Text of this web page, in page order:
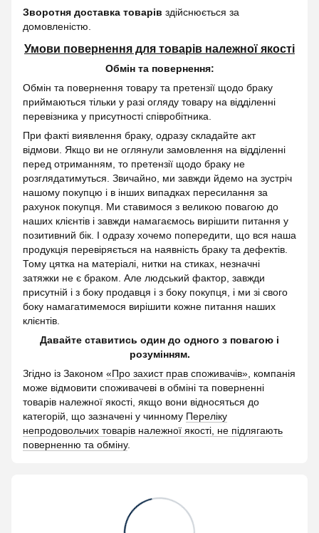
Зворотня доставка товарів здійснюється за
домовленістю.
Умови повернення для товарів належної якості
Обмін та повернення:
Обмін та повернення товару та претензії щодо браку
приймаються тільки у разі огляду товару на відділенні
перевізника у присутності співробітника.
При факті виявлення браку, одразу складайте акт
відмови. Якщо ви не оглянули замовлення на відділенні
перед отриманням, то претензії щодо браку не
розглядатимуться. Звичайно, ми завжди йдемо на зустріч
нашому покупцю і в інших випадках пересилання за
рахунок покупця. Ми ставимося з великою повагою до
наших клієнтів і завжди намагаємось вирішити питання у
позитивний бік. І одразу хочемо попередити, що вся наша
продукція перевіряється на наявність браку та дефектів.
Тому цятка на матеріалі, нитки на стиках, незначні
затяжки не є браком. Але людський фактор, завжди
присутній і з боку продавця і з боку покупця, і ми зі свого
боку намагатимемося вирішити кожне питання наших
клієнтів.
Давайте ставитись один до одного з повагою і
розумінням.
Згідно із Законом «Про захист прав споживачів» , компанія
може відмовити споживачеві в обміні та поверненні
товарів належної якості, якщо вони відносяться до
категорій, що зазначені у чинному Переліку
непродовольчих товарів належної якості, не підлягають
поверненню та обміну.